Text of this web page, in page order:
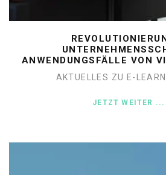
ANWENDUNGSFÄLLE VON
AKTUELLES ZU E-
JETZT WEITER ...